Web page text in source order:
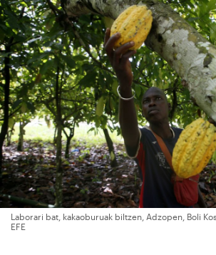
Laborari bat, kakaoburuak biltzen, Adzopen, Boli
EFE